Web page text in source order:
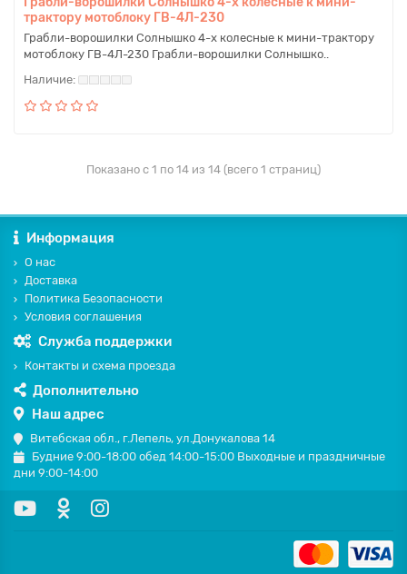
трактору мотоблоку ГВ-4Л-230
Грабли-ворошилки Солнышко 4-х колесные к мини-трактору
мотоблоку ГВ-4Л-230 Грабли-ворошилки Солнышко..
Показано с 1 по 14 из 14 (всего 1 страниц)
Информация
О нас
Доставка
Политика Безопасности
Условия соглашения
Служба поддержки
Контакты и схема проезда
Дополнительно
Наш адрес
Витебская обл., г.Лепель, ул.Донукалова 14
Будние 9:00-18:00 обед 14:00-15:00 Выходные и праздничные
дни 9:00-14:00